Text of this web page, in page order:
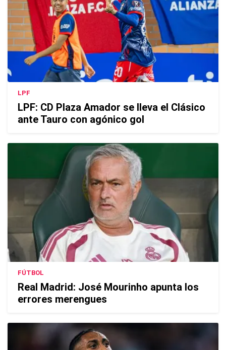
LPF
LPF: CD Plaza Amador se lleva el Clásico
ante Tauro con agónico gol
FÚTBOL
Real Madrid: José Mourinho apunta los
errores merengues